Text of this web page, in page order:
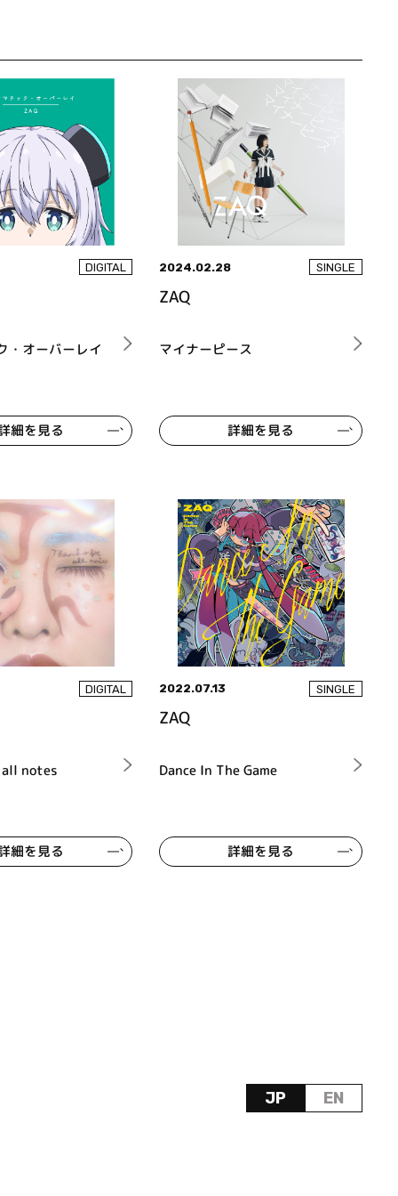
DIGITAL
・オーバーレイ
細を見る
2024.02.28 SINGLE
ZAQ
マイナーピース
詳細を見る
DIGITAL
notes
細を見る
2022.07.13 SINGLE
ZAQ
Dance In The Game
詳細を見る
JP EN